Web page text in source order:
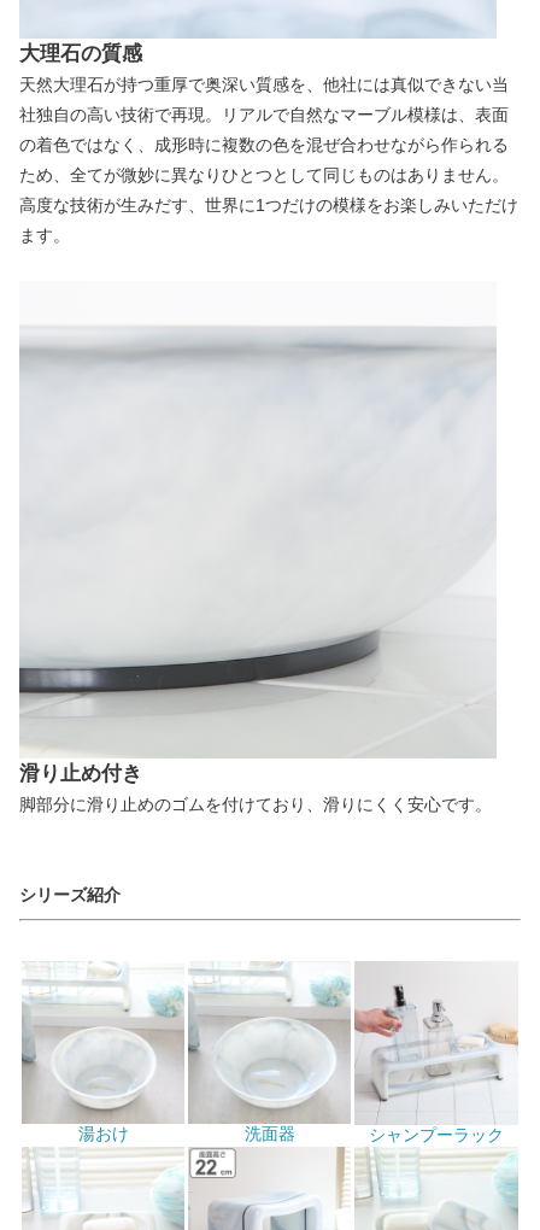
大理石の質感
天然大理石が持つ重厚で奥深い質感を、他社には真似できない当
社独自の高い技術で再現。リアルで自然なマーブル模様は、表面
の着色ではなく、成形時に複数の色を混ぜ合わせながら作られる
ため、全てが微妙に異なりひとつとして同じものはありません。
高度な技術が生みだす、世界に1つだけの模様をお楽しみいただけ
ます。
滑り止め付き
脚部分に滑り止めのゴムを付けており、滑りにくく安心です。
シリーズ紹介
湯おけ 洗面器 シャンプーラック